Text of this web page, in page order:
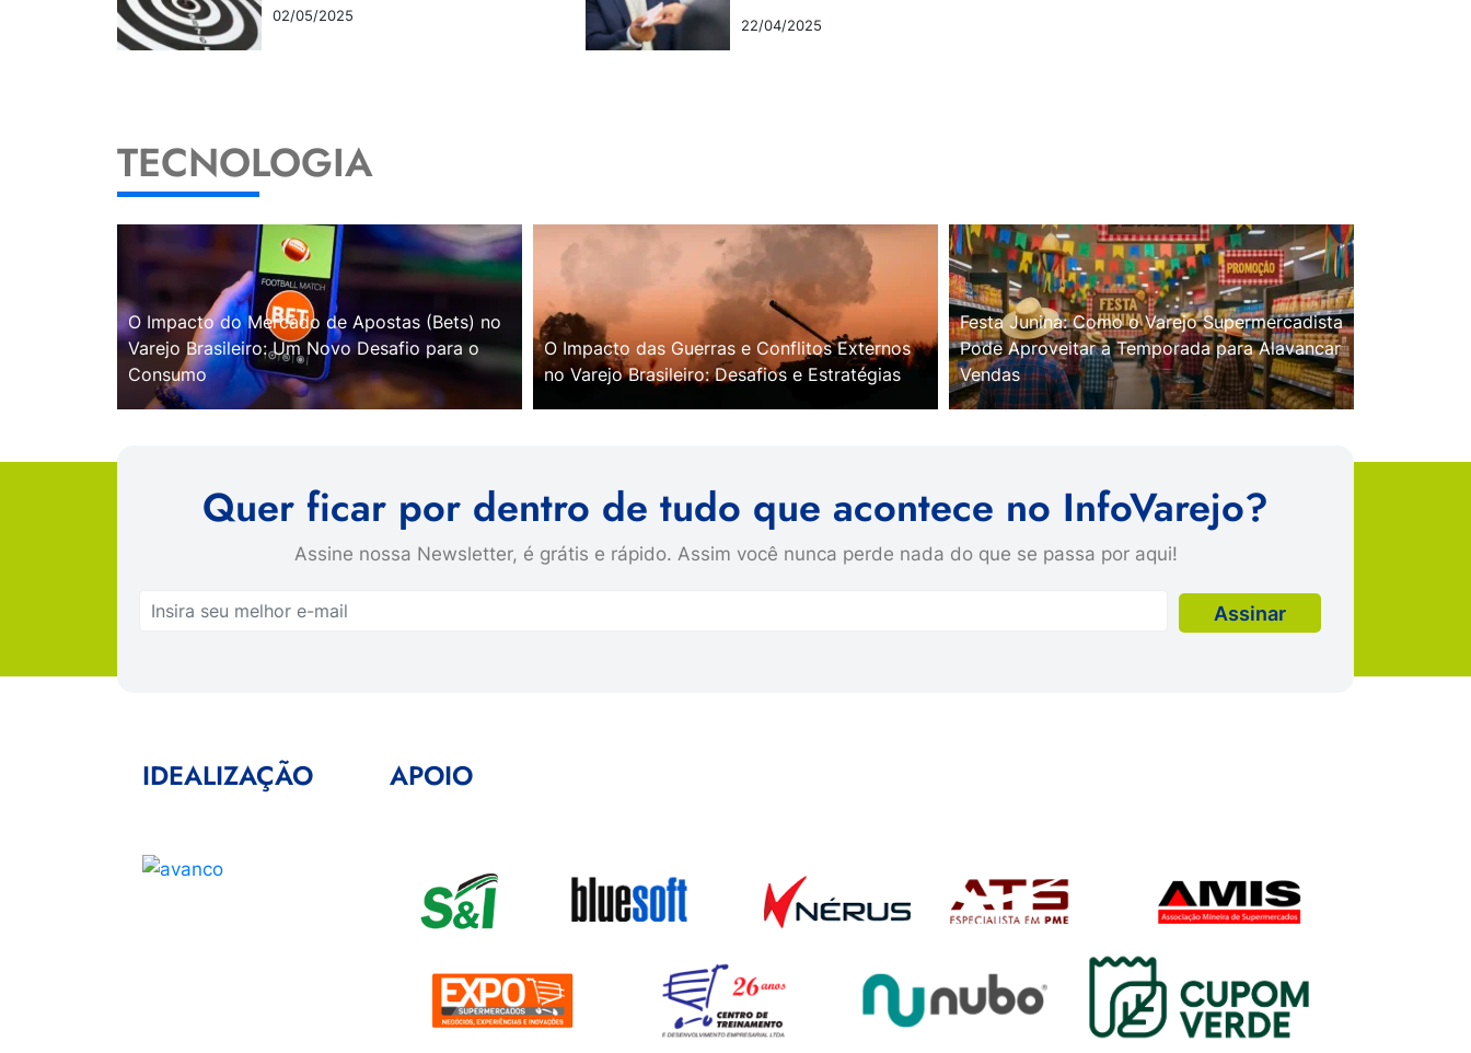
02/05/2025
22/04/2025
TECNOLOGIA
O Impacto do Mercado de Apostas (Bets) no
Varejo Brasileiro: Um Novo Desafio para o
Consumo
O Impacto das Guerras e Conflitos Externos
no Varejo Brasileiro: Desafios e Estratégias
Festa Junina: Como o Varejo Supermercadista
Pode Aproveitar a Temporada para Alavancar
Vendas
Quer ficar por dentro de tudo que acontece no InfoVarejo?
Assine nossa Newsletter, é grátis e rápido. Assim você nunca perde nada do que se passa por aqui!
IDEALIZAÇÃO APOIO